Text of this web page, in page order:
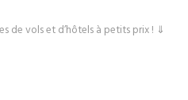
de vols et d’hôtels à petits prix ! ⇓